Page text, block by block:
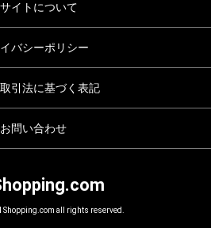
イトについて
バシーポリシー
引法に基づく表記
お問い合わせ
Shopping.com all rights reserved.